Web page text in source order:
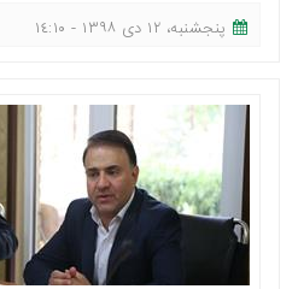
پنجشنبه، ١٢ دی ١٣٩٨ - ١٤:١٠